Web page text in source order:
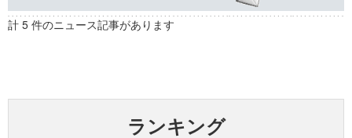
計 5 件のニュース記事があります
ランキング